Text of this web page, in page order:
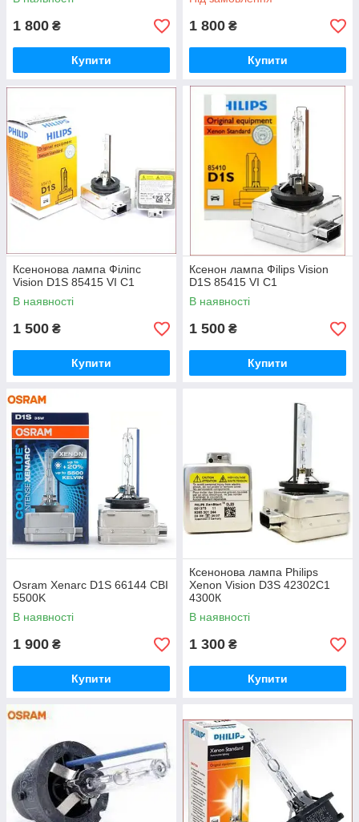
1 800 ₴
Купити
1 800 ₴
Купити
Ксенонова лампа Філіпс
Vision D1S 85415 VI C1
В наявності
1 500 ₴
Купити
Ксенон лампа Фilips Vision
D1S 85415 VI C1
В наявності
1 500 ₴
Купити
Osram Xenarc D1S 66144 CBI
5500K
В наявності
1 900 ₴
Купити
Ксенонова лампа Philips
Xenon Vision D3S 42302C1
4300К
В наявності
1 300 ₴
Купити